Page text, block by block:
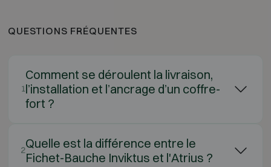
QUESTIONS FRÉQUENTES
1
Comment se déroulent la livraison,
l’installation et l’ancrage d’un coffre-
fort ?
2Quelle est la différence entre le
Fichet-Bauche Inviktus et l'Atrius ?